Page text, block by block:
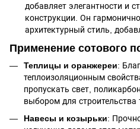
добавляет элегантности и
конструкции. Он
архитектурный стиль,
Применение сотового
Теплицы и оранжереи:
теплоизоляционным
пропускать свет,
выбором для строительства
Навесы и козырьки: